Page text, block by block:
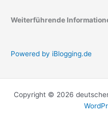
Weiterführende
Powered by iBlogging.de
Copyright © 2026